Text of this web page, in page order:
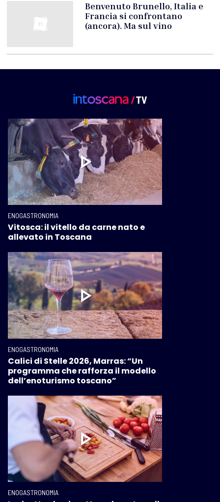
Benvenuto Brunello, Italia e
Francia si confrontano
(ancora). Ma sul vino
ENOGASTRONOMIA
Vitosca: il vitello da carne nato e
allevato in Toscana
ENOGASTRONOMIA
Calici di Stelle 2026, Marras: “Un
programma che rafforza il modello
dell’enoturismo toscano”
ENOGASTRONOMIA